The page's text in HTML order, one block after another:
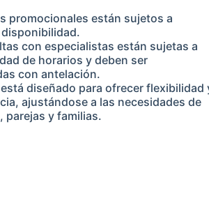
promocionales están sujetos a
con especialistas están sujetas a
de horarios y deben ser
con antelación.
diseñado para ofrecer flexibilidad
ajustándose a las necesidades de
parejas y familias.